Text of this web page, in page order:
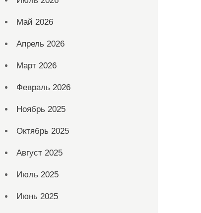
Май 2026
Апрель 2026
Март 2026
Февраль 2026
Ноябрь 2025
Октябрь 2025
Август 2025
Июль 2025
Июнь 2025